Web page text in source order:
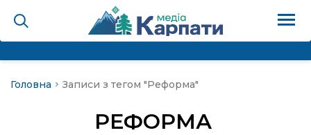
голос гірського
Головна Записи з тегом "Реформа"
РЕФОРМА